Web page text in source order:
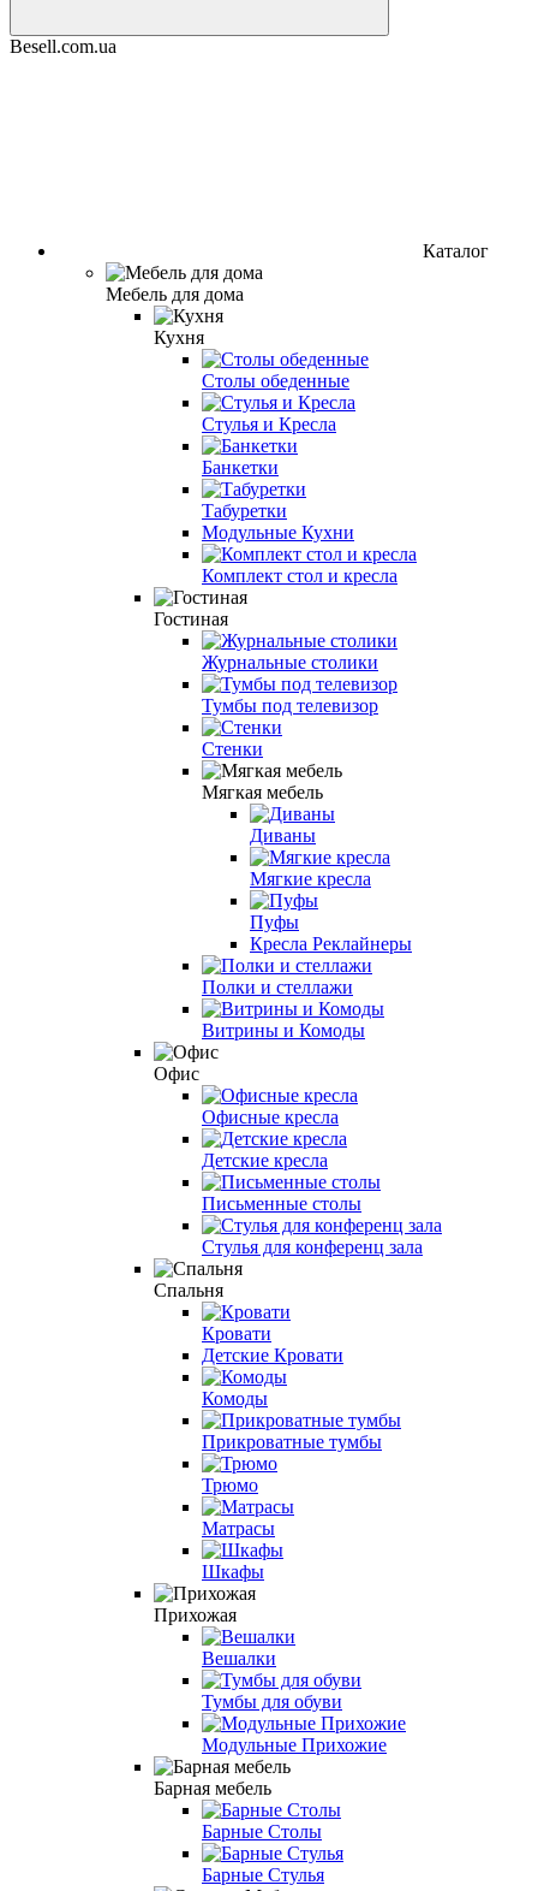
Besell.com.ua
Каталог
Мебель для дома
Кухня
Столы обеденные
Стулья и Кресла
Банкетки
Табуретки
Модульные Кухни
Комплект стол и кресла
Гостиная
Журнальные столики
Тумбы под телевизор
Стенки
Мягкая мебель
Диваны
Мягкие кресла
Пуфы
Кресла Реклайнеры
Полки и стеллажи
Витрины и Комоды
Офис
Офисные кресла
Детские кресла
Письменные столы
Стулья для конференц зала
Спальня
Кровати
Детские Кровати
Комоды
Прикроватные тумбы
Трюмо
Матрасы
Шкафы
Прихожая
Вешалки
Тумбы для обуви
Модульные Прихожие
Барная мебель
Барные Столы
Барные Стулья